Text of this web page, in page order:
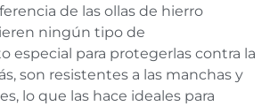
de las ollas de hierro
ningún tipo de
especial para protegerlas contra la
son resistentes a las manchas y
lo que las hace ideales para